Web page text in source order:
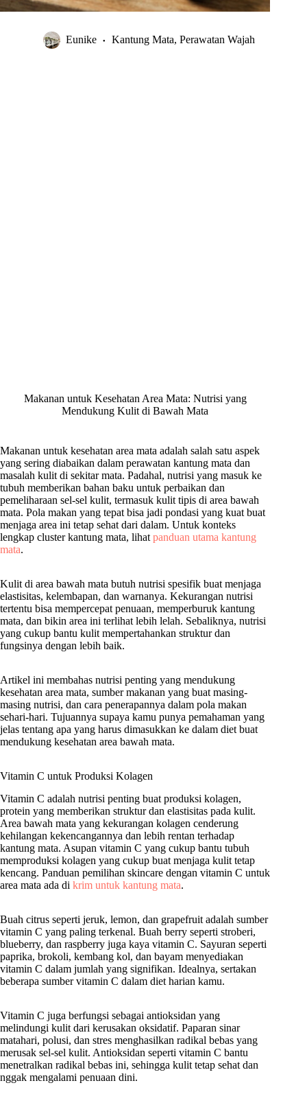
Eunike Kantung Mata, Perawatan Wajah
Makanan untuk Kesehatan Area Mata: Nutrisi yang
Mendukung Kulit di Bawah Mata
Makanan untuk kesehatan area mata adalah salah satu aspek
yang sering diabaikan dalam perawatan kantung mata dan
masalah kulit di sekitar mata. Padahal, nutrisi yang masuk ke
tubuh memberikan bahan baku untuk perbaikan dan
pemeliharaan sel-sel kulit, termasuk kulit tipis di area bawah
mata. Pola makan yang tepat bisa jadi pondasi yang kuat buat
menjaga area ini tetap sehat dari dalam. Untuk konteks
lengkap cluster kantung mata, lihat panduan utama kantung
mata.
Kulit di area bawah mata butuh nutrisi spesifik buat menjaga
elastisitas, kelembapan, dan warnanya. Kekurangan nutrisi
tertentu bisa mempercepat penuaan, memperburuk kantung
mata, dan bikin area ini terlihat lebih lelah. Sebaliknya, nutrisi
yang cukup bantu kulit mempertahankan struktur dan
fungsinya dengan lebih baik.
Artikel ini membahas nutrisi penting yang mendukung
kesehatan area mata, sumber makanan yang buat masing-
masing nutrisi, dan cara penerapannya dalam pola makan
sehari-hari. Tujuannya supaya kamu punya pemahaman yang
jelas tentang apa yang harus dimasukkan ke dalam diet buat
mendukung kesehatan area bawah mata.
Vitamin C untuk Produksi Kolagen
Vitamin C adalah nutrisi penting buat produksi kolagen,
protein yang memberikan struktur dan elastisitas pada kulit.
Area bawah mata yang kekurangan kolagen cenderung
kehilangan kekencangannya dan lebih rentan terhadap
kantung mata. Asupan vitamin C yang cukup bantu tubuh
memproduksi kolagen yang cukup buat menjaga kulit tetap
kencang. Panduan pemilihan skincare dengan vitamin C untuk
area mata ada di krim untuk kantung mata.
Buah citrus seperti jeruk, lemon, dan grapefruit adalah sumber
vitamin C yang paling terkenal. Buah berry seperti stroberi,
blueberry, dan raspberry juga kaya vitamin C. Sayuran seperti
paprika, brokoli, kembang kol, dan bayam menyediakan
vitamin C dalam jumlah yang signifikan. Idealnya, sertakan
beberapa sumber vitamin C dalam diet harian kamu.
Vitamin C juga berfungsi sebagai antioksidan yang
melindungi kulit dari kerusakan oksidatif. Paparan sinar
matahari, polusi, dan stres menghasilkan radikal bebas yang
merusak sel-sel kulit. Antioksidan seperti vitamin C bantu
menetralkan radikal bebas ini, sehingga kulit tetap sehat dan
nggak mengalami penuaan dini.